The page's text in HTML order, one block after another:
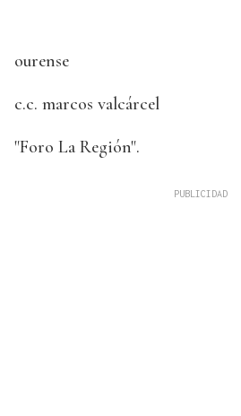
ourense
c.c. marcos valcárcel
"Foro La Región".